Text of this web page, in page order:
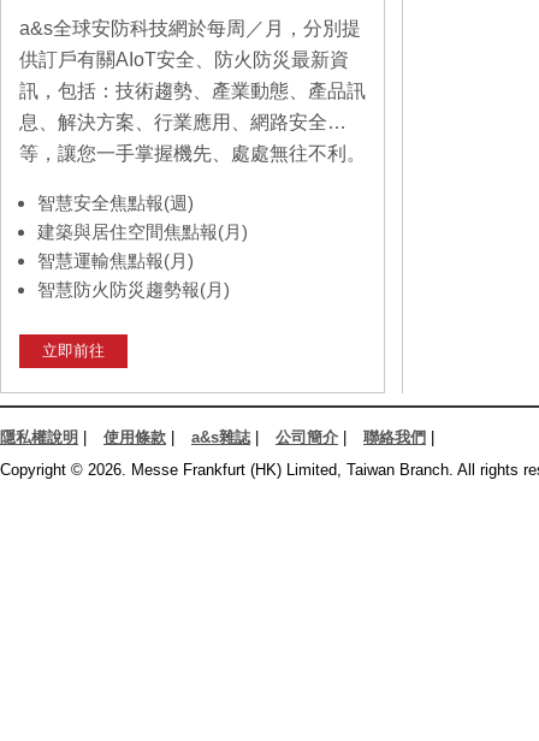
a&s全球安防科技網於每周／月，分別提
供訂戶有關AIoT安全、防火防災最新資
訊，包括：技術趨勢、產業動態、產品訊
息、解決方案、行業應用、網路安全…
等，讓您一手掌握機先、處處無往不利。
智慧安全焦點報(週)
建築與居住空間焦點報(月)
智慧運輸焦點報(月)
智慧防火防災趨勢報(月)
立即前往
隱私權說明 使用條款 a&s雜誌| 公司簡介 聯絡我們
Copyright © 2026. Messe Frankfurt (HK) Limited, Taiwan Branch. All rights